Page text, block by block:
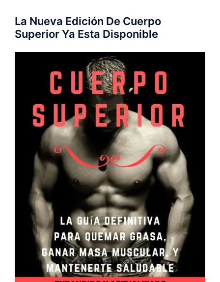
La Nueva Edición De Cuerpo
Superior Ya Esta Disponible